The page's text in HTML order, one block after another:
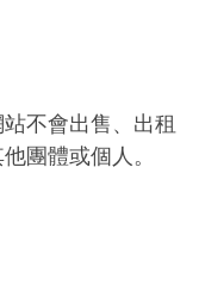
不會出售、出租
團體或個人。